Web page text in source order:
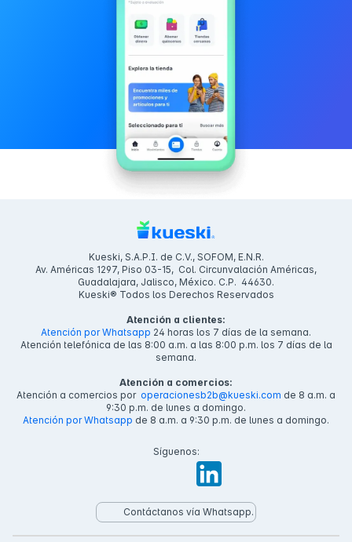
Kueski, S.A.P.I. de C.V., SOFOM, E.N.R.
Av. Américas 1297, Piso 03-15, Col. Circunvalación Américas,
Guadalajara, Jalisco, México. C.P. 44630.
Kueski® Todos los Derechos Reservados
Atención a clientes:
Atención por Whatsapp 24 horas los 7 días de la semana.
Atención telefónica de las 8:00 a.m. a las 8:00 p.m. los 7 días de la
semana.
Atención a comercios:
Atención a comercios por operacionesb2b@kueski.com de 8 a.m. a
9:30 p.m. de lunes a domingo.
Atención por Whatsapp de 8 a.m. a 9:30 p.m. de lunes a domingo.
Síguenos:
Contáctanos vía Whatsapp.